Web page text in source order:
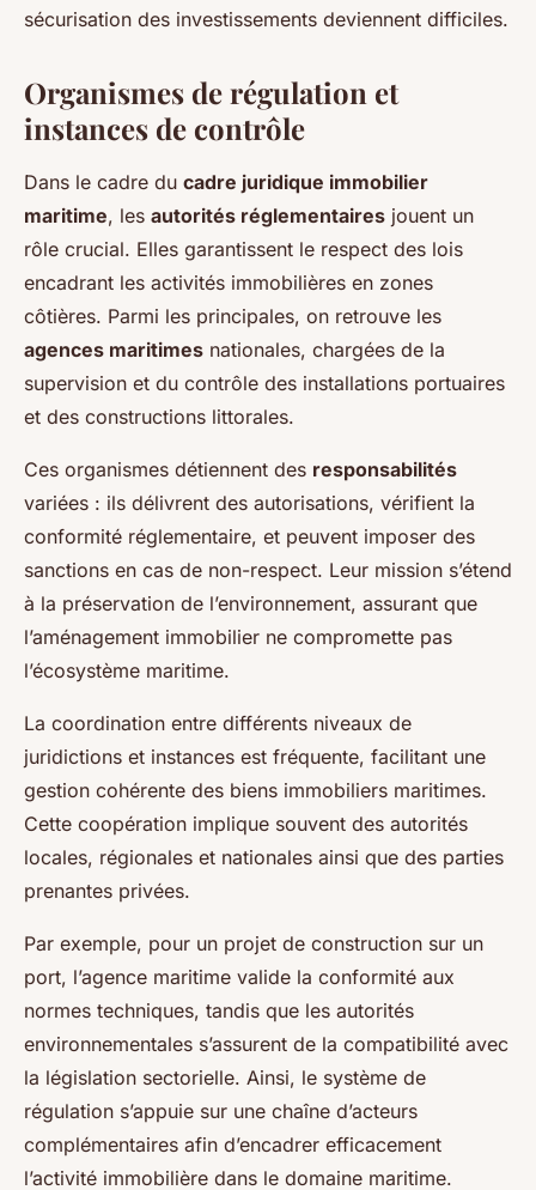
sécurisation des investissements deviennent difficiles.
Organismes de régulation et
instances de contrôle
Dans le cadre du cadre juridique immobilier
maritime, les autorités réglementaires jouent un
rôle crucial. Elles garantissent le respect des lois
encadrant les activités immobilières en zones
côtières. Parmi les principales, on retrouve les
agences maritimes nationales, chargées de la
supervision et du contrôle des installations portuaires
et des constructions littorales.
Ces organismes détiennent des responsabilités
variées : ils délivrent des autorisations, vérifient la
conformité réglementaire, et peuvent imposer des
sanctions en cas de non-respect. Leur mission s’étend
à la préservation de l’environnement, assurant que
l’aménagement immobilier ne compromette pas
l’écosystème maritime.
La coordination entre différents niveaux de
juridictions et instances est fréquente, facilitant une
gestion cohérente des biens immobiliers maritimes.
Cette coopération implique souvent des autorités
locales, régionales et nationales ainsi que des parties
prenantes privées.
Par exemple, pour un projet de construction sur un
port, l’agence maritime valide la conformité aux
normes techniques, tandis que les autorités
environnementales s’assurent de la compatibilité avec
la législation sectorielle. Ainsi, le système de
régulation s’appuie sur une chaîne d’acteurs
complémentaires afin d’encadrer efficacement
l’activité immobilière dans le domaine maritime.